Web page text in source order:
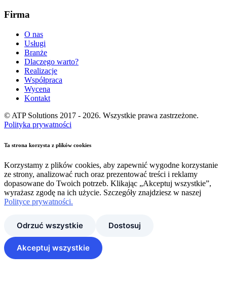
Firma
O nas
Usługi
Branże
Dlaczego warto?
Realizacje
Współpraca
Wycena
Kontakt
© ATP Solutions 2017 - 2026. Wszystkie prawa zastrzeżone.
Polityka prywatności
Ta strona korzysta z plików cookies
Korzystamy z plików cookies, aby zapewnić wygodne korzystanie
ze strony, analizować ruch oraz prezentować treści i reklamy
dopasowane do Twoich potrzeb. Klikając „Akceptuj wszystkie”,
wyrażasz zgodę na ich użycie. Szczegóły znajdziesz w naszej
Polityce prywatności.
Odrzuć wszystkie Dostosuj
Akceptuj wszystkie